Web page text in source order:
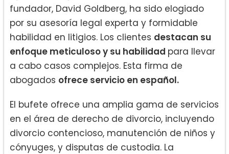
fundador, David Goldberg, ha sido elogiado
por su asesoría legal experta y formidable
habilidad en litigios. Los clientes destacan su
enfoque meticuloso y su habilidad para llevar
a cabo casos complejos. Esta firma de
abogados ofrece servicio en español.
El bufete ofrece una amplia gama de servicios
en el área de derecho de divorcio, incluyendo
divorcio contencioso, manutención de niños y
cónyuges, y disputas de custodia. La